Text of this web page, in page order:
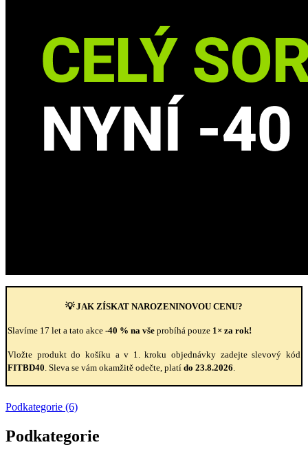
💡 JAK ZÍSKAT NAROZENINOVOU CENU?
Slavíme 17 let a tato akce -40 % na vše probíhá pouze 1× za rok!
Vložte produkt do košíku a v 1. kroku objednávky zadejte slevový kód
FITBD40 . Sleva se vám okamžitě odečte, platí do 23.8.2026
Podkategorie (6)
Podkategorie